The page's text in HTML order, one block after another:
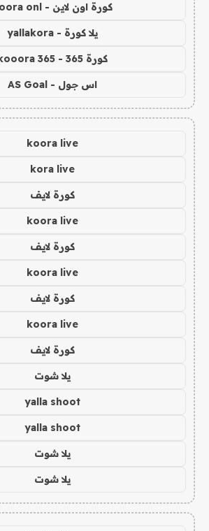
كورة اون لاين - koora onl
يلا كورة - yallakora
كورة 365 - kooora 365
اس جول - AS Goal
koora live
kora live
كورة لايف
koora live
كورة لايف
koora live
كورة لايف
koora live
كورة لايف
يلا شوت
yalla shoot
yalla shoot
يلا شوت
يلا شوت